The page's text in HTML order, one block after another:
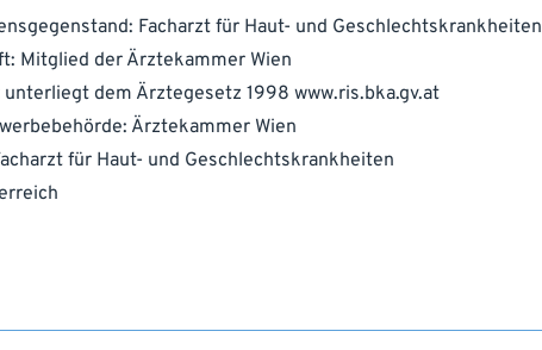
Facharzt für Haut- und Geschlechtskrankheiten
Mitglied der Ärztekammer Wien
dem Ärztegesetz 1998 www.ris.bka.gv.at
Ärztekammer Wien
für Haut- und Geschlechtskrankheiten